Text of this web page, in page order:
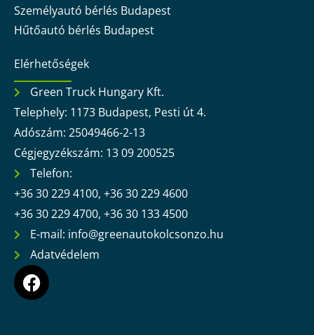
Személyautó bérlés Budapest
Hűtőautó bérlés Budapest
Elérhetőségek
Green Truck Hungary Kft.
Telephely: 1173 Budapest, Pesti út 4.
Adószám: 25049466-2-13
Cégjegyzékszám: 13 09 200525
Telefon:
+36 30 229 4100, +36 30 229 4600
+36 30 229 4700, +36 30 133 4500
E-mail: info@greenautokolcsonzo.hu
Adatvédelem
F
a
c